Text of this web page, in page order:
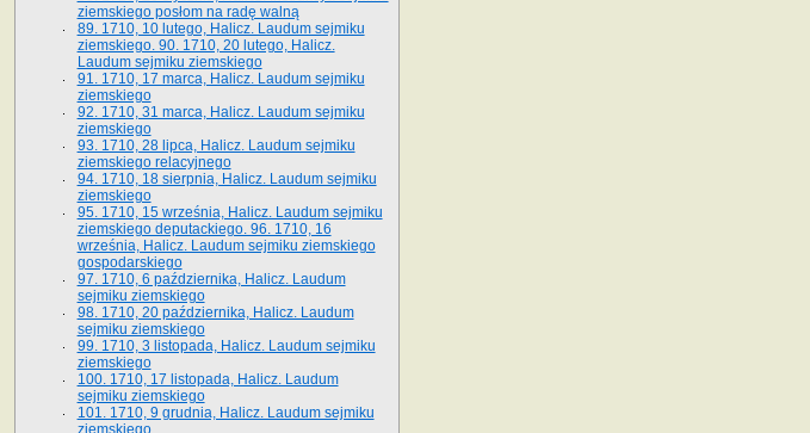
ziemskiego posłom na radę walną
89. 1710, 10 lutego, Halicz. Laudum sejmiku
ziemskiego. 90. 1710, 20 lutego, Halicz.
Laudum sejmiku ziemskiego
91. 1710, 17 marca, Halicz. Laudum sejmiku
ziemskiego
92. 1710, 31 marca, Halicz. Laudum sejmiku
ziemskiego
93. 1710, 28 lipca, Halicz. Laudum sejmiku
ziemskiego relacyjnego
94. 1710, 18 sierpnia, Halicz. Laudum sejmiku
ziemskiego
95. 1710, 15 września, Halicz. Laudum sejmiku
ziemskiego deputackiego. 96. 1710, 16
września, Halicz. Laudum sejmiku ziemskiego
gospodarskiego
97. 1710, 6 października, Halicz. Laudum
sejmiku ziemskiego
98. 1710, 20 października, Halicz. Laudum
sejmiku ziemskiego
99. 1710, 3 listopada, Halicz. Laudum sejmiku
ziemskiego
100. 1710, 17 listopada, Halicz. Laudum
sejmiku ziemskiego
101. 1710, 9 grudnia, Halicz. Laudum sejmiku
ziemskiego